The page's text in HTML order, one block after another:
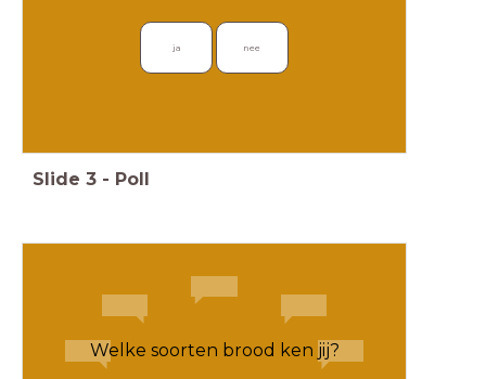
ja nee
Slide 3 - Poll
Welke soorten brood ken jij?